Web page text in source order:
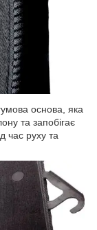
основа, яка
та запобігає
час руху та